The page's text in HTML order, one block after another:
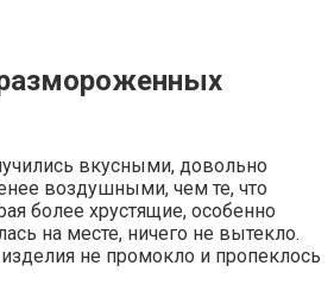
вкусными, довольно
воздушными, чем те, что
более хрустящие, особенно
на месте, ничего не вытекло.
не промокло и пропеклось